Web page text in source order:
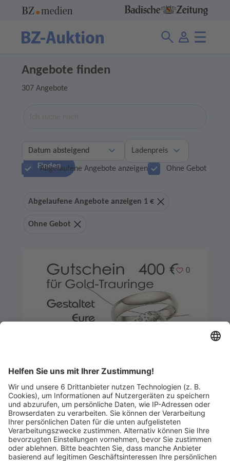
Angebote finden
307 Angebote
Finden
Ladenpreis
Abgelaufene Angebote anzeigen Ohne Gebot
Abgelaufene Angebote anzeigen 1 €
Ohne Gebot
Merken
0
Artikel-ID: 2548
Gutschein für Gold-Trauringe
Reich - Uhren Schmuck Brillenmode